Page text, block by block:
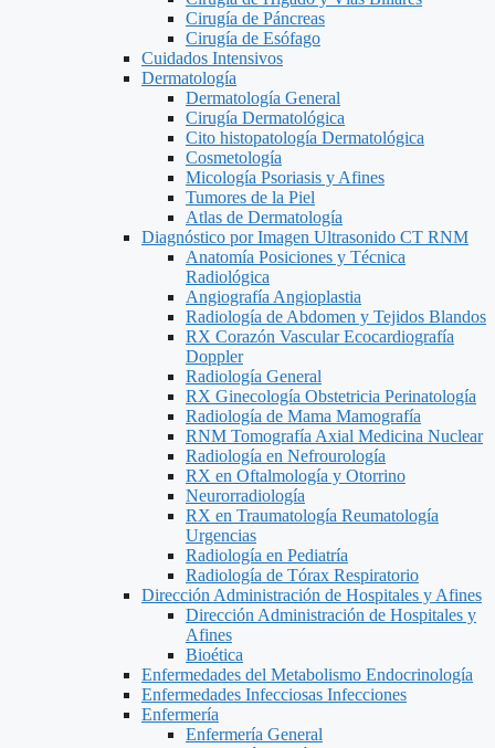
Cirugía de Páncreas
Cirugía de Esófago
Cuidados Intensivos
Dermatología
Dermatología General
Cirugía Dermatológica
Cito histopatología Dermatológica
Cosmetología
Micología Psoriasis y Afines
Tumores de la Piel
Atlas de Dermatología
Diagnóstico por Imagen Ultrasonido CT RNM
Anatomía Posiciones y Técnica
Radiológica
Angiografía Angioplastia
Radiología de Abdomen y Tejidos Blandos
RX Corazón Vascular Ecocardiografía
Doppler
Radiología General
RX Ginecología Obstetricia Perinatología
Radiología de Mama Mamografía
RNM Tomografía Axial Medicina Nuclear
Radiología en Nefrourología
RX en Oftalmología y Otorrino
Neurorradiología
RX en Traumatología Reumatología
Urgencias
Radiología en Pediatría
Radiología de Tórax Respiratorio
Dirección Administración de Hospitales y Afines
Dirección Administración de Hospitales y
Afines
Bioética
Enfermedades del Metabolismo Endocrinología
Enfermedades Infecciosas Infecciones
Enfermería
Enfermería General